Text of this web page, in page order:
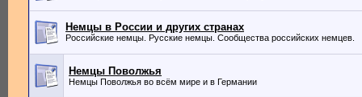
Немцы в России и других странах
Российские немцы. Русские немцы. Сообщества российских немцев.
Немцы Поволжья
Немцы Поволжья во всём мире и в Германии